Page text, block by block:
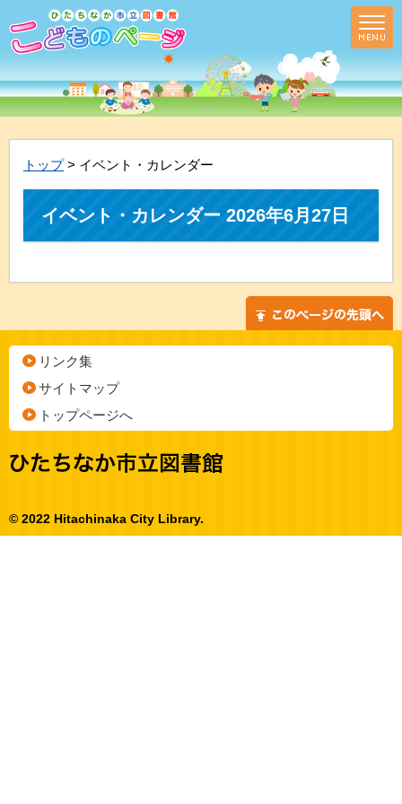
トップ> イベント・カレンダー
イベント・カレンダー 2026年6月27日
リンク集
サイトマップ
トップページへ
© 2022 Hitachinaka City Library.